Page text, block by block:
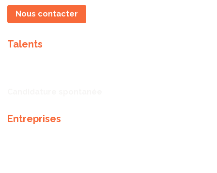
Nous contacter
Talents
Entreprises